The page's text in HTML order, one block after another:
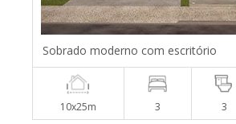
Sobrado moderno com escritório
10x25m 3 3